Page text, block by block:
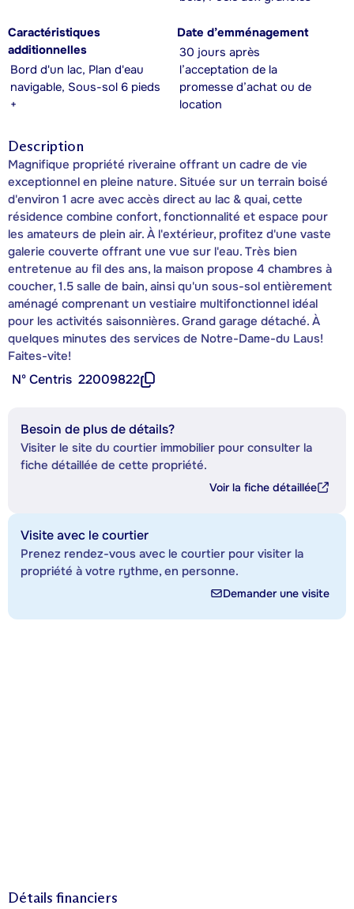
Caractéristiques
additionnelles
Bord d'un lac, Plan d'eau
navigable, Sous-sol 6 pieds
+
Date d’emménagement
30 jours après
l’acceptation de la
promesse d’achat ou de
location
Description
Magnifique propriété riveraine offrant un cadre de vie
exceptionnel en pleine nature. Située sur un terrain boisé
d'environ 1 acre avec accès direct au lac & quai, cette
résidence combine confort, fonctionnalité et espace pour
les amateurs de plein air. À l'extérieur, profitez d'une vaste
galerie couverte offrant une vue sur l'eau. Très bien
entretenue au fil des ans, la maison propose 4 chambres à
coucher, 1.5 salle de bain, ainsi qu'un sous-sol entièrement
aménagé comprenant un vestiaire multifonctionnel idéal
pour les activités saisonnières. Grand garage détaché. À
quelques minutes des services de Notre-Dame-du Laus!
Faites-vite!
Nº Centris 22009822
Besoin de plus de détails?
Visiter le site du courtier immobilier pour consulter la
fiche détaillée de cette propriété.
Voir la fiche détaillée
Visite avec le courtier
Prenez rendez-vous avec le courtier pour visiter la
propriété à votre rythme, en personne.
Demander une visite
Détails financiers